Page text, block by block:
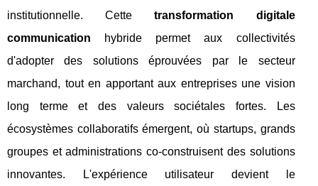
institutionnelle. Cettetransformation digitale
communication hybride permet aux collectivités
d'adopter des solutions éprouvées par le secteur
marchand, tout en apportant aux entreprises une vision
long terme et des valeurs sociétales fortes. Les
écosystèmes collaboratifs émergent, où startups, grands
groupes et administrations co-construisent des solutions
innovantes. L'expérience utilisateur devient le